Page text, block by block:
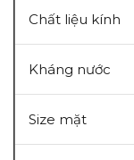
Chất liệu kính
Kháng nước
Size mặt